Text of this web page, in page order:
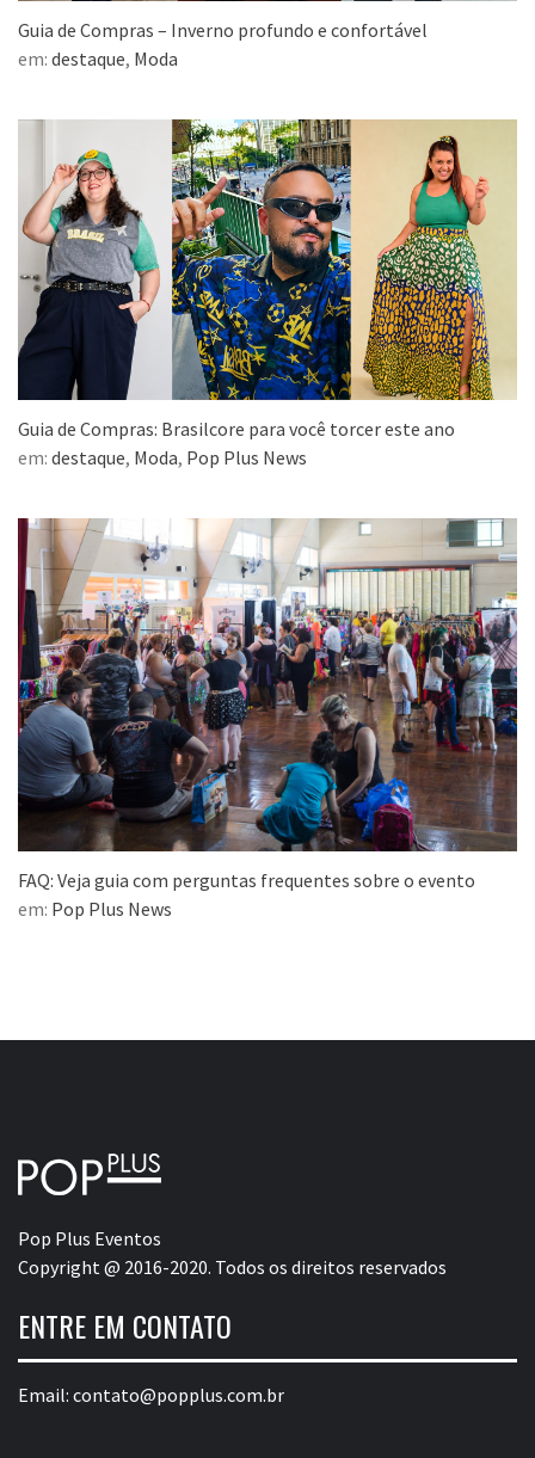
Guia de Compras – Inverno profundo e confortável
em: destaque, Moda
Guia de Compras: Brasilcore para você torcer este ano
em: destaque, Moda, Pop Plus News
FAQ: Veja guia com perguntas frequentes sobre o evento
em: Pop Plus News
Pop Plus Eventos
Copyright @ 2016-2020. Todos os direitos reservados
ENTRE EM CONTATO
Email: contato@popplus.com.br